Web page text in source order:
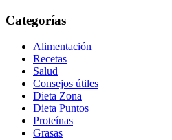
Categorías
Alimentación
Recetas
Salud
Consejos útiles
Dieta Zona
Dieta Puntos
Proteínas
Grasas